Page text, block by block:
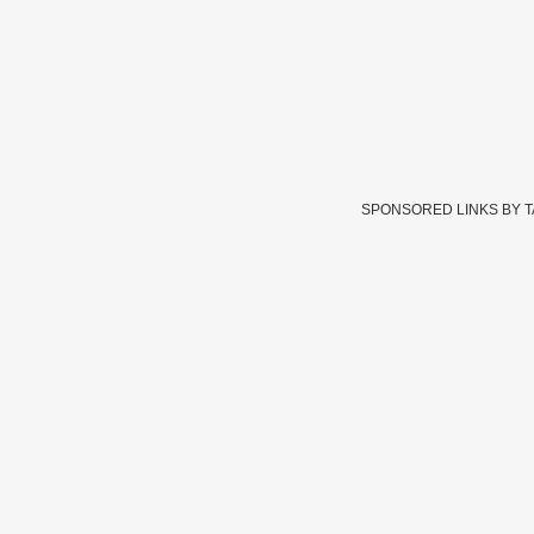
SPONSORED LINKS BY